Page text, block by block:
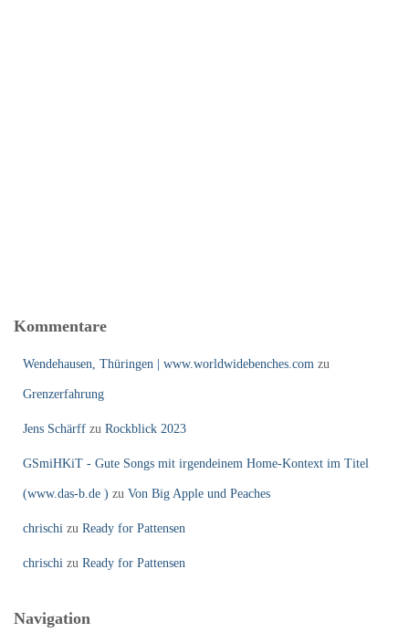
Kommentare
Wendehausen, Thüringen | www.worldwidebenches.com zu
Grenzerfahrung
Jens Schärff zu Rockblick 2023
GSmiHKiT - Gute Songs mit irgendeinem Home-Kontext im Titel
(www.das-b.de ) zu Von Big Apple und Peaches
chrischi zu Ready for Pattensen
chrischi zu Ready for Pattensen
Navigation